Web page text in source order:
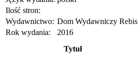
Ilość stron:
Wydawnictwo: Dom Wydawniczy Rebis
Rok wydania:
2016
Tytuł